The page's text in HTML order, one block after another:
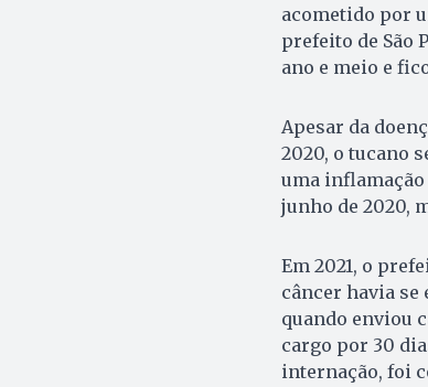
acometido por
prefeito de São
ano e meio e
Apesar da
2020, o tucano
uma inflamação
junho de 2020,
Em 2021, o
câncer havia se
quando enviou
cargo por 30
internação, foi